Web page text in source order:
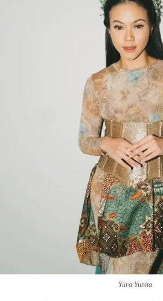
Yura Yunita